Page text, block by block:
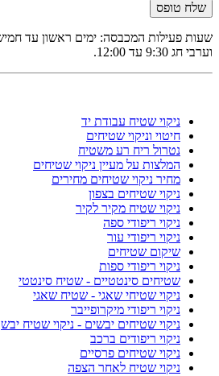
שלח טופס
וערבי חג 9:30 עד 12:00.
ניקוי שטיח עבודת יד
חיטוי וניקוי שטיחים
נטרול ריח רע משטיח
המלצות על מעיין ניקוי שטיחים
מחיר ניקוי שטיחים מחירים
ניקוי שטיחים בצפון
ניקוי שטיח מקיר לקיר
ניקוי ריפודי ספה
ניקוי ריפודי עור
שיקום שטיחים
ניקוי ריפודי ספות
שטיחים סינטטיים - שטיח סינטטי
ניקוי שטיחי שאגי - שטיח שאגי
ניקוי ריפודי מיקרופייבר
ניקוי שטיחים יבשים - ניקוי שטיח יבש
ניקוי ריפודים ברכב
ניקוי שטיחים פרסיים
ניקוי שטיח לאחר הצפה